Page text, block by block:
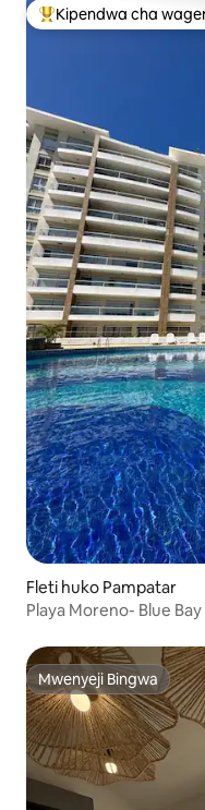
Kipendwa maarufu cha
Kipendwa cha
Fleti huko Pampatar
Playa Moreno- Blue
Mwenyeji Bingwa
Mwenyeji Bingwa